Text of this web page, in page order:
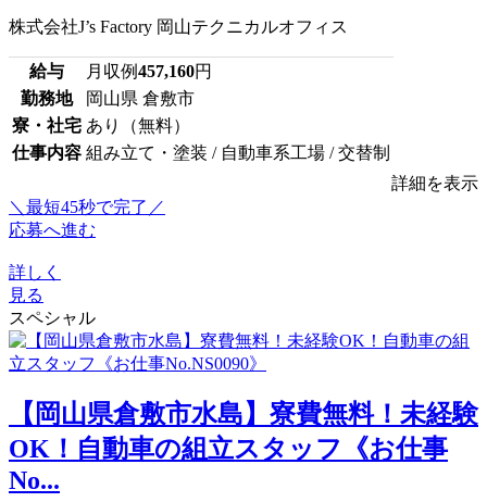
株式会社J’s Factory 岡山テクニカルオフィス
給与 月収例457,160円
勤務地
岡山県 倉敷市
寮・社宅 あり（無料）
仕事内容 組み立て・塗装 / 自動車系工場 / 交替制
詳細を表示
＼最短45秒で完了／
応募へ進む
詳しく
見る
スペシャル
【岡山県倉敷市水島】寮費無料！未経験
OK！自動車の組立スタッフ《お仕事
No...